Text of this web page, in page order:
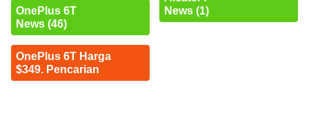
OnePlus 6T
News (46)
OnePlus 6T Harga
$349. Pencarian
News (1)